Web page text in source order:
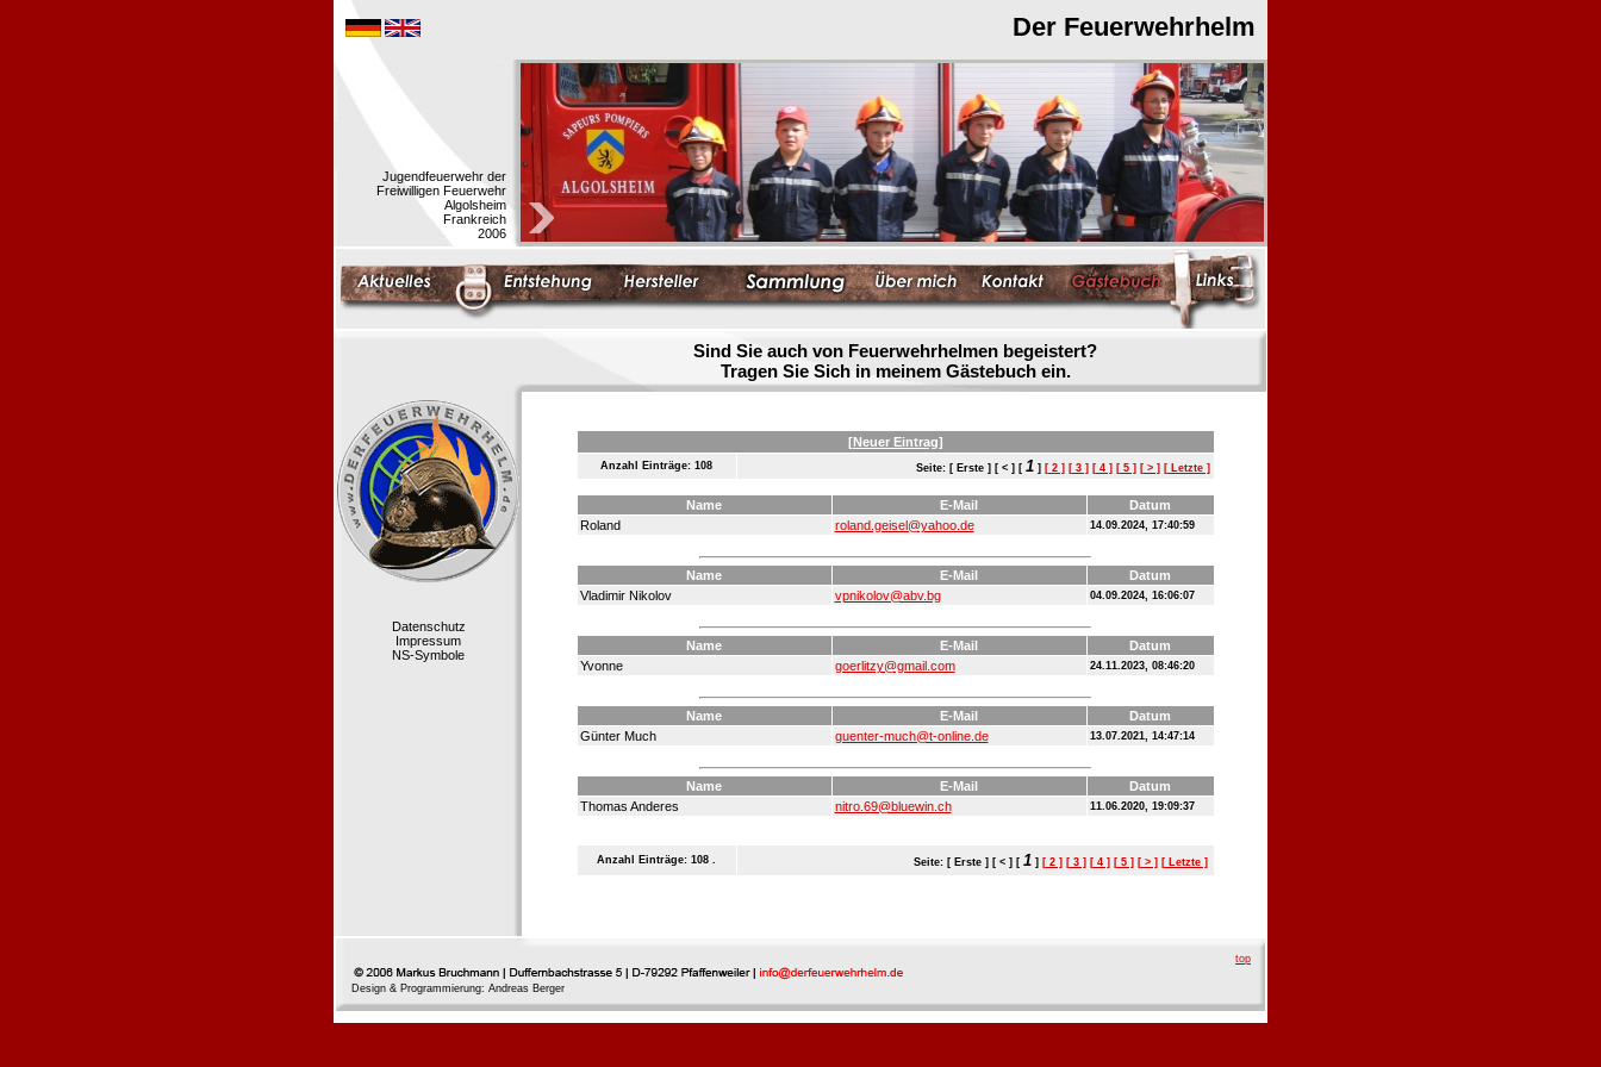
Der Feuerwehrhelm
Jugendfeuerwehr der
Freiwilligen Feuerwehr
Algolsheim
Frankreich
2006
Sind Sie auch von Feuerwehrhelmen begeistert?
Tragen Sie Sich in meinem Gästebuch ein.
Datenschutz
Impressum
NS-Symbole
[Neuer Eintrag]
Anzahl Einträge: 108 Seite: [ Erste ] [ < ] [ 1] [ 2 ] [ 3 ] [ 4 ] [ 5 ] [ > ] [ Letzte ]
Name E-Mail
Datum
Roland
roland.geisel@yahoo.de 14.09.2024, 17:40:59
Name E-Mail
Datum
Vladimir Nikolov
vpnikolov@abv.bg 04.09.2024, 16:06:07
Name E-Mail
Datum
Yvonne
goerlitzy@gmail.com 24.11.2023, 08:46:20
Name E-Mail
Datum
Günter Much
guenter-much@t-online.de 13.07.2021, 14:47:14
Name E-Mail
Datum
Thomas Anderes
nitro.69@bluewin.ch 11.06.2020, 19:09:37
Anzahl Einträge: 108 . Seite: [ Erste ] [ < ] [ 1] [ 2 ] [ 3 ] [ 4 ] [ 5 ] [ > ] [ Letzte ]
Design & Programmierung: Andreas Berger
top